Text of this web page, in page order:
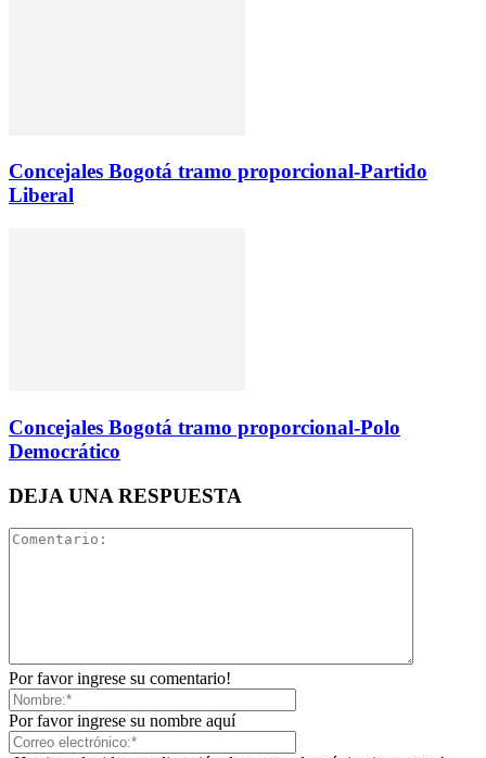
Concejales Bogotá tramo proporcional-Partido
Liberal
Concejales Bogotá tramo proporcional-Polo
Democrático
DEJA UNA RESPUESTA
Por favor ingrese su comentario!
Por favor ingrese su nombre aquí